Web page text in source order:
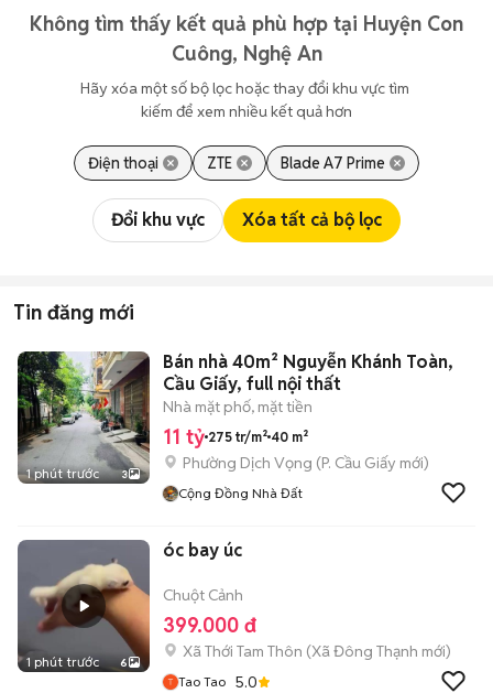
Không tìm thấy kết quả phù hợp tại Huyện Con
Cuông, Nghệ An
Hãy xóa một số bộ lọc hoặc thay đổi khu vực tìm
kiếm để xem nhiều kết quả hơn
Điện thoại ZTE Blade A7 Prime
Đổi khu vực Xóa tất cả bộ lọc
Tin đăng mới
1 phút trước 3
Bán nhà 40m² Nguyễn Khánh Toàn,
Cầu Giấy, full nội thất
Nhà mặt phố, mặt tiền
11 tỷ 275 tr/m² 40 m²
Phường Dịch Vọng (P. Cầu Giấy mới)
Cộng Đồng Nhà Đất
1 phút trước 6
óc bay úc
Chuột Cảnh
399.000 đ
Xã Thới Tam Thôn (Xã Đông Thạnh mới)
Tao Tao 5.0